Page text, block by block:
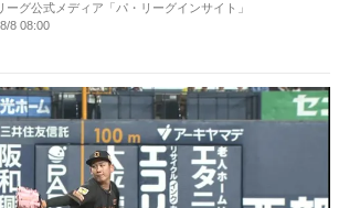
ーグ公式メディア「パ・リーグインサイト」
8 08:00